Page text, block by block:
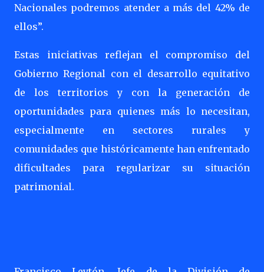
Nacionales podremos atender a más del 42% de
ellos”.
Estas iniciativas reflejan el compromiso del
Gobierno Regional con el desarrollo equitativo
de los territorios y con la generación de
oportunidades para quienes más lo necesitan,
especialmente en sectores rurales y
comunidades que históricamente han enfrentado
dificultades para regularizar su situación
patrimonial.